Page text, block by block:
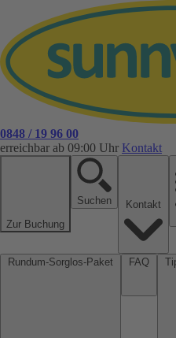
0848 / 19 96 00
erreichbar ab 09:00 Uhr Kontakt
Zur Buchung
Suchen